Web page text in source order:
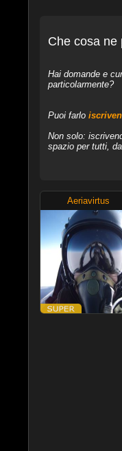
Che cosa ne
Hai domande e
particolarmente?
Puoi farlo
Non solo:
spazio per tutti,
Aeriavirtus